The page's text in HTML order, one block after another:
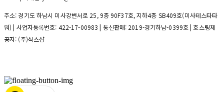
주소: 경기도 하남시 미사강변서로 25, 9층 90F37호, 지하4층 SB409호(미사테스타타
워) | 사업자등록번호: 422-17-00983 | 통신판매: 2019-경기하남-0399호| 호스팅제
공자: (주)식스샵